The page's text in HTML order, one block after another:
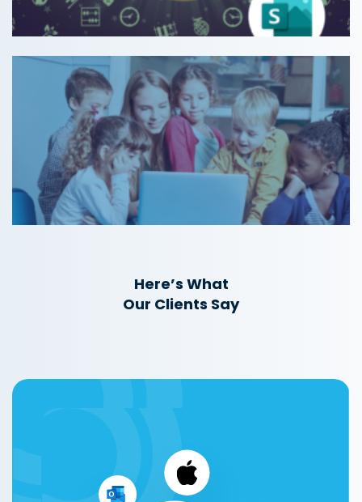
Here’s What
Our Clients Say